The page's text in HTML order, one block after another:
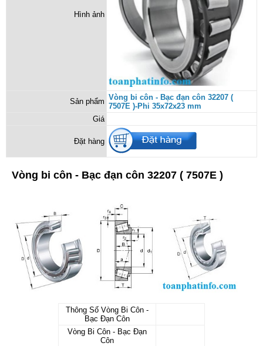
Hình ảnh
Sản phẩm Vòng bi côn - Bạc đạn côn 32207 (
7507E )-Phi 35x72x23 mm
Giá
Đặt hàng
Vòng bi côn - Bạc đạn côn 32207 ( 7507E )
Thông Số Vòng Bi Côn -
Bạc Đạn Côn
Vòng Bi Côn - Bạc Đạn
Côn